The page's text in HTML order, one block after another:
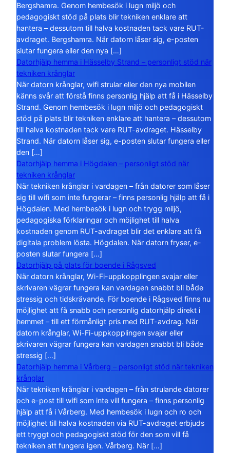
Bergshamra. Genom hembesök i lugn miljö och
pedagogiskt stöd på plats blir tekniken enklare att
hantera – dessutom till halva kostnaden tack vare RUT-
avdraget. Bergshamra. När datorn låser sig, e-posten
slutar fungera eller den nya […]
Datorhjälp hemma i Hässelby Strand – personligt stöd när
tekniken krånglar
När datorn krånglar, wifi strular eller den nya mobilen
känns svår att förstå finns personlig hjälp att få i Hässelby
Strand. Genom hembesök i lugn miljö och pedagogiskt
stöd på plats blir tekniken enklare att hantera – dessutom
till halva kostnaden tack vare RUT-avdraget. Hässelby
Strand. När datorn låser sig, e-posten slutar fungera eller
den […]
Datorhjälp hemma i Högdalen – personligt stöd när
tekniken krånglar
När tekniken krånglar i vardagen – från datorer som låser
sig till wifi som inte fungerar – finns personlig hjälp att få i
Högdalen. Med hembesök i lugn och trygg miljö,
pedagogiska förklaringar och möjlighet till halva
kostnaden genom RUT-avdraget blir det enklare att få
digitala problem lösta. Högdalen. När datorn fryser, e-
posten slutar fungera […]
Datorhjälp på plats för boende i Rågsved
När datorn krånglar, Wi-Fi-uppkopplingen svajar eller
skrivaren vägrar fungera kan vardagen snabbt bli både
stressig och tidskrävande. För boende i Rågsved finns nu
möjlighet att få snabb och personlig datorhjälp direkt i
hemmet – till ett förmånligt pris med RUT-avdrag. När
datorn krånglar, Wi-Fi-uppkopplingen svajar eller
skrivaren vägrar fungera kan vardagen snabbt bli både
stressig […]
Datorhjälp hemma i Vårberg – personligt stöd när tekniken
krånglar
När tekniken krånglar i vardagen – från strulande datorer
och e-post till wifi som inte vill fungera – finns personlig
hjälp att få i Vårberg. Med hembesök i lugn och ro och
möjlighet till halva kostnaden via RUT-avdraget erbjuds
ett tryggt och pedagogiskt stöd för den som vill få
tekniken att fungera igen. Vårberg. När […]